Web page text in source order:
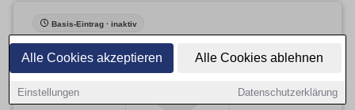
Alle Cookies akzeptieren Alle Cookies ablehnen
Einstellungen Datenschutzerklärung
Basis-Eintrag · inaktiv